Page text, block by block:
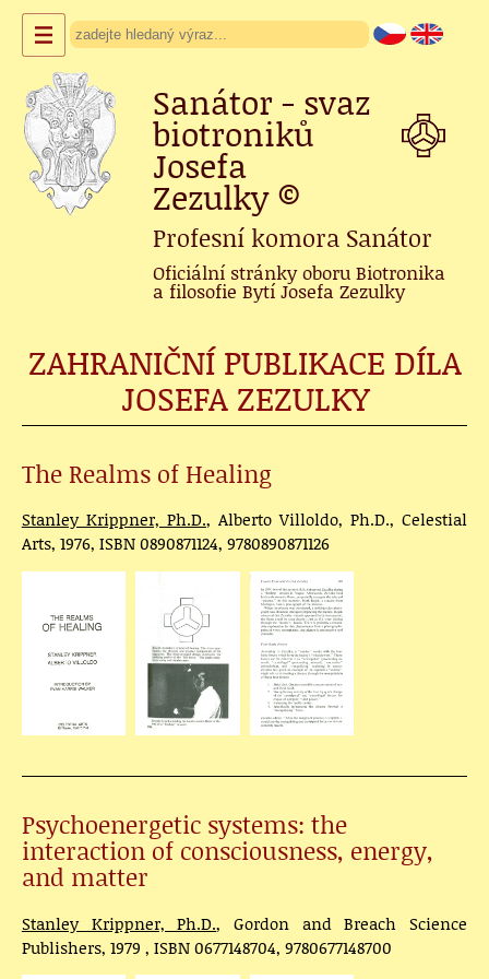
Sanátor - svaz
biotroniků
Josefa
Zezulky©
Profesní komora Sanátor
Oficiální stránky oboru Biotronika
a filosofie Bytí Josefa Zezulky
ZAHRANIČNÍ PUBLIKACE DÍLA
JOSEFA ZEZULKY
The Realms of Healing
Stanley Krippner, Ph.D., Alberto Villoldo, Ph.D., Celestial
Arts, 1976, ISBN 0890871124, 9780890871126
Psychoenergetic systems: the
interaction of consciousness, energy,
and matter
Stanley Krippner, Ph.D., Gordon and Breach Science
Publishers, 1979 , ISBN 0677148704, 9780677148700